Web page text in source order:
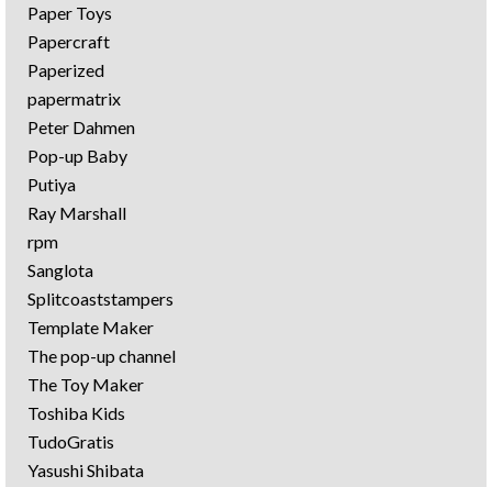
Paper Toys
Papercraft
Paperized
papermatrix
Peter Dahmen
Pop-up Baby
Putiya
Ray Marshall
rpm
Sanglota
Splitcoaststampers
Template Maker
The pop-up channel
The Toy Maker
Toshiba Kids
TudoGratis
Yasushi Shibata